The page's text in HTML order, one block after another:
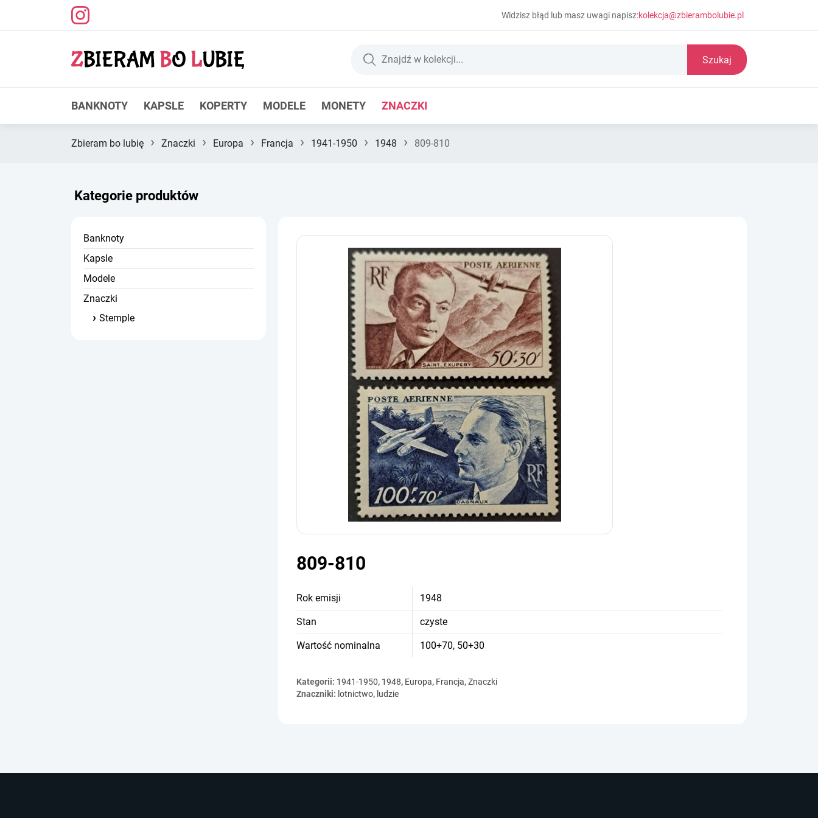
Widzisz błąd lub masz uwagi napisz:kolekcja@zbierambolubie.pl
Szukaj
BANKNOTY KAPSLE KOPERTY MODELE MONETY ZNACZKI
Zbieram bo lubię › Znaczki › Europa › Francja › 1941-1950 › 1948 › 809-810
Kategorie produktów
Banknoty
Kapsle
Modele
Znaczki
Stemple
809-810
Rok emisji 1948
Stan czyste
Wartość nominalna 100+70, 50+30
Kategorii: 1941-1950, 1948, Europa, Francja,Znaczki
Znaczniki: lotnictwo, ludzie